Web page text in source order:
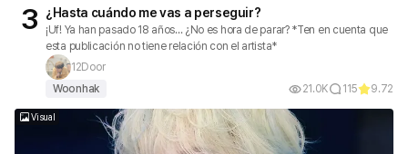
3 ¿Hasta cuándo me vas a perseguir?
¡Uf! Ya han pasado 18 años... ¿No es hora de parar? *Ten en cuenta que
esta publicación no tiene relación con el artista*
12Door
Woonhak
21.0K 115 9.72
Visual